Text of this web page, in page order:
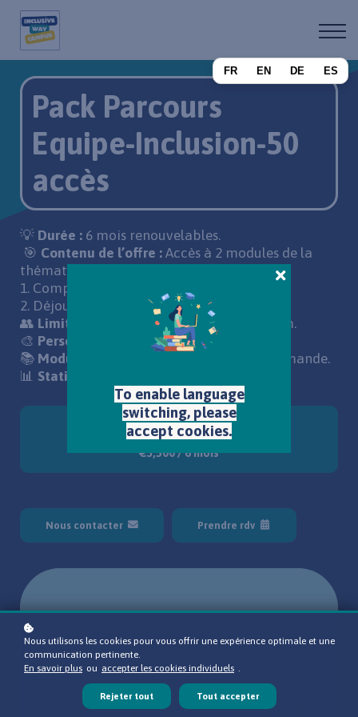
Se connecter
S'inscrire
Pack Parcours
Equipe-Inclusion-50
accès
💡 Durée : 6 mois renouvelables.
🎯 Contenu de l’offre : Accès à 2 modules de la
thématique Inclusion
1. Comprendre l'inclusion et la diversité
2. Déjouer les biais inconscients
👥 Limite :
Jusqu’à 50 utilisateurs maximum.
🎨 Personnalisation de votre LMS :
📚 Modules personnalisables :
Non. Sur demande.
📊 Statistiques :
Je veux proposer cette formation à mon
équipe !
€3,500 / 6 mois
Nous contacter Prendre rdv
To enable language
switching, please
accept cookies.
FR EN DE ES
Nous utilisons les cookies pour vous offrir une expérience optimale et une
communication pertinente.
En savoir plus ou accepter les cookies individuels .
Rejeter tout Tout accepter